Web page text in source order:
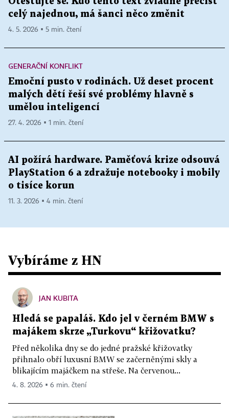
celý najednou, má šanci něco změnit
4. 5. 2026 ▪ 5 min. čtení
GENERAČNÍ KONFLIKT
Emoční pusto v rodinách. Už deset procent
malých dětí řeší své problémy hlavně s
umělou inteligencí
27. 4. 2026 ▪ 1 min. čtení
AI požírá hardware. Paměťová krize odsouvá
PlayStation 6 a zdražuje notebooky i mobily
o tisíce korun
11. 3. 2026 ▪ 4 min. čtení
Vybíráme z HN
JAN KUBITA
Hledá se papaláš. Kdo jel v černém BMW s
majákem skrze „Turkovu“ křižovatku?
Před několika dny se do jedné pražské křižovatky
přihnalo obří luxusní BMW se začerněnými skly a
blikajícím majáčkem na střeše. Na červenou...
4. 8. 2026 ▪ 6 min. čtení